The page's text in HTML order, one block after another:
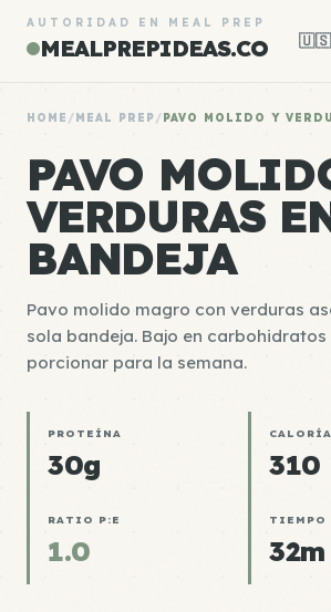
AUTORIDAD EN MEAL PREP
MEALPREPIDEAS.CO 🇺🇸
HOME /MEAL PREP/PAVO MOLIDO Y
PAVO
VERDURAS
BANDEJA
Pavo molido magro con verduras
sola bandeja. Bajo en
porcionar para la semana.
PROTEÍNA
30g 310
RATIO P:E
1.0
TIEMPO
32m